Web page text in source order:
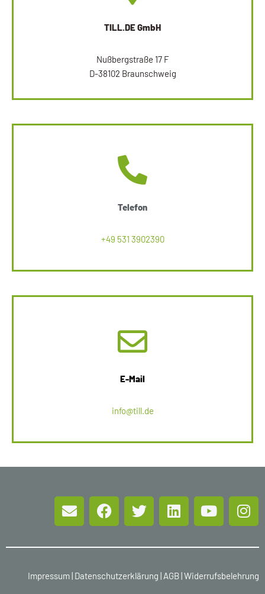
TILL.DE GmbH
Nußbergstraße 17 F
D-38102 Braunschweig
Telefon
+49 531 3902390
E-Mail
info@till.de
Impressum| Datenschutzerklärung | AGB|Widerrufsbelehrung